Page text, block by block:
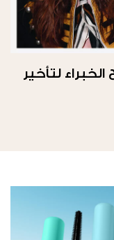
نصائح الخبراء لتأخير